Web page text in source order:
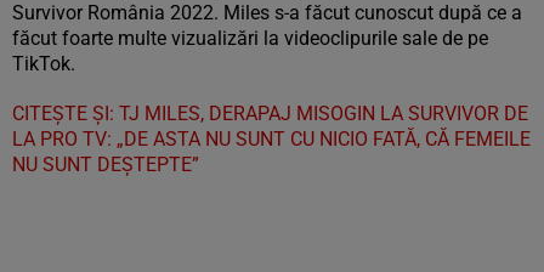
Survivor România 2022. Miles s-a făcut cunoscut după ce a
făcut foarte multe vizualizări la videoclipurile sale de pe
TikTok.
CITEȘTE ȘI: TJ MILES, DERAPAJ MISOGIN LA SURVIVOR DE
LA PRO TV: „DE ASTA NU SUNT CU NICIO FATĂ, CĂ FEMEILE
NU SUNT DEȘTEPTE”